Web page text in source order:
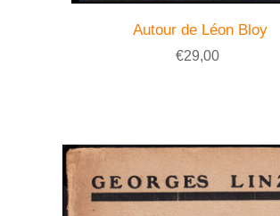
Autour de Léon Bloy
€29,00